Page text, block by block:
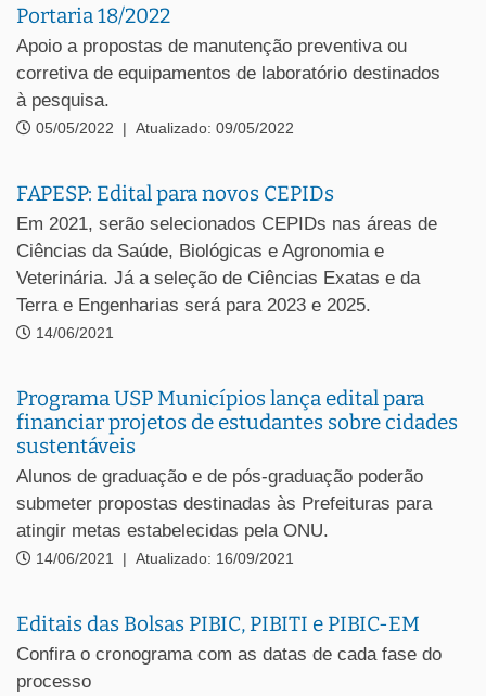
Portaria 18/2022
Apoio a propostas de manutenção preventiva ou
corretiva de equipamentos de laboratório destinados
à pesquisa.
05/05/2022 Atualizado: 09/05/2022
FAPESP: Edital para novos CEPIDs
Em 2021, serão selecionados CEPIDs nas áreas de
Ciências da Saúde, Biológicas e Agronomia e
Veterinária. Já a seleção de Ciências Exatas e da
Terra e Engenharias será para 2023 e 2025.
14/06/2021
Programa USP Municípios lança edital para
financiar projetos de estudantes sobre cidades
sustentáveis
Alunos de graduação e de pós-graduação poderão
submeter propostas destinadas às Prefeituras para
atingir metas estabelecidas pela ONU.
14/06/2021 Atualizado: 16/09/2021
Editais das Bolsas PIBIC, PIBITI e PIBIC-EM
Confira o cronograma com as datas de cada fase do
processo